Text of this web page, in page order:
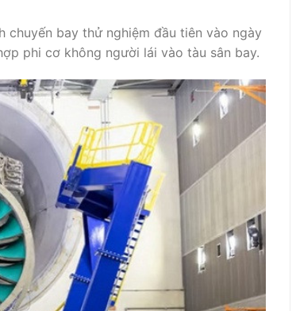
chuyến bay thử nghiệm đầu tiên vào ngày
phi cơ không người lái vào tàu sân bay.